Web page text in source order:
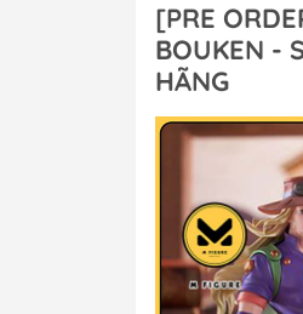
[PRE
BOUKEN -
HÃNG